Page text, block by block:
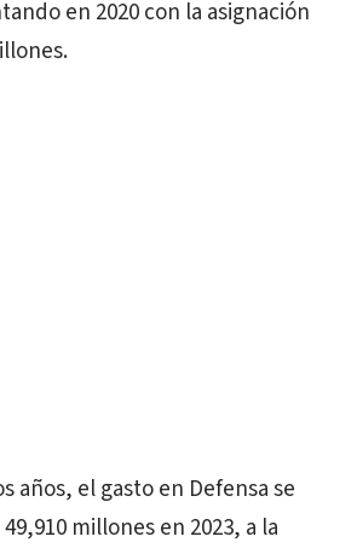
en 2020 con la asignación
años, el gasto en Defensa se
millones en 2023, a la